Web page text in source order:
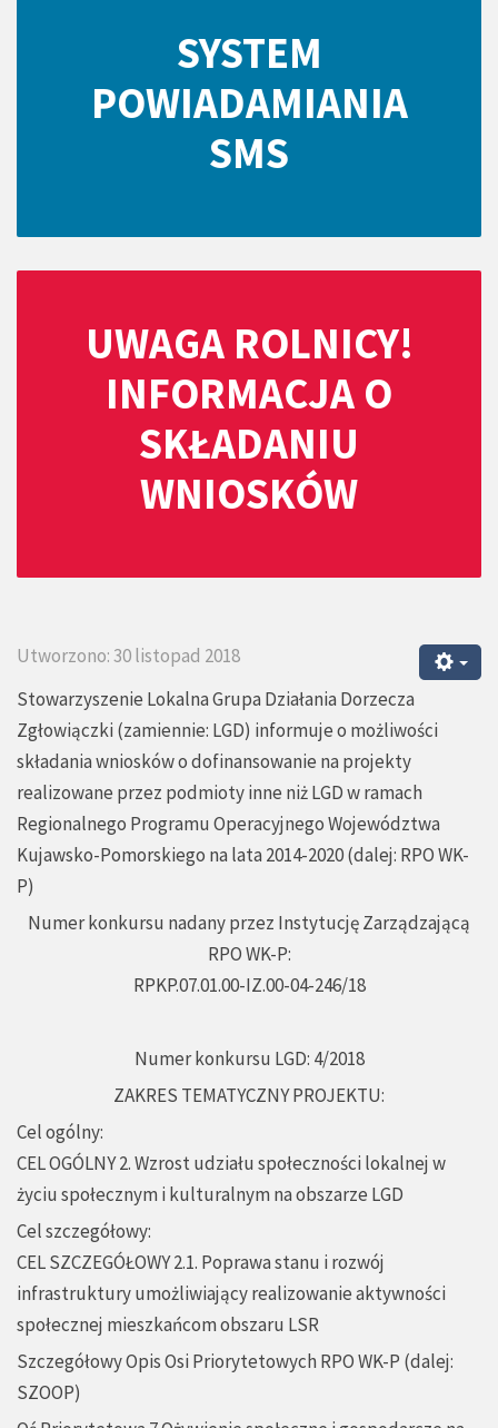
SYSTEM
POWIADAMIANIA
SMS
UWAGA ROLNICY!
INFORMACJA O
SKŁADANIU
WNIOSKÓW
Utworzono: 30 listopad 2018
Stowarzyszenie Lokalna Grupa Działania Dorzecza
Zgłowiączki (zamiennie: LGD) informuje o możliwości
składania wniosków o dofinansowanie na projekty
realizowane przez podmioty inne niż LGD w ramach
Regionalnego Programu Operacyjnego Województwa
Kujawsko-Pomorskiego na lata 2014-2020 (dalej: RPO WK-
P)
Numer konkursu nadany przez Instytucję Zarządzającą
RPO WK-P:
RPKP.07.01.00-IZ.00-04-246/18
Numer konkursu LGD: 4/2018
ZAKRES TEMATYCZNY PROJEKTU:
Cel ogólny:
CEL OGÓLNY 2. Wzrost udziału społeczności lokalnej w
życiu społecznym i kulturalnym na obszarze LGD
Cel szczegółowy:
CEL SZCZEGÓŁOWY 2.1. Poprawa stanu i rozwój
infrastruktury umożliwiający realizowanie aktywności
społecznej mieszkańcom obszaru LSR
Szczegółowy Opis Osi Priorytetowych RPO WK-P (dalej:
SZOOP)